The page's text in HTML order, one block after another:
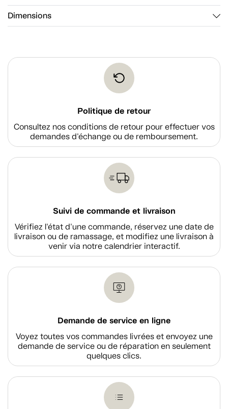
Dimensions
Politique de retour
Consultez nos conditions de retour pour effectuer vos
demandes d'échange ou de remboursement.
Suivi de commande et livraison
Vérifiez l'état d'une commande, réservez une date de
livraison ou de ramassage, et modifiez une livraison à
venir via notre calendrier interactif.
Demande de service en ligne
Voyez toutes vos commandes livrées et envoyez une
demande de service ou de réparation en seulement
quelques clics.